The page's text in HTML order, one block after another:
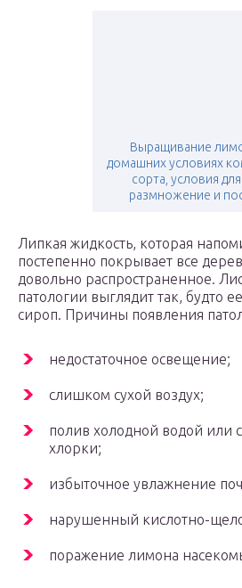
Выращивание
домашних условиях
сорта, условия для
размножение и
Липкая жидкость, которая
постепенно покрывает все
довольно распространенное.
патологии выглядит так, будто
сироп. Причины появления
недостаточное освещение;
слишком сухой воздух;
полив холодной водой или
хлорки;
избыточное увлажнение
нарушенный кислотно-
поражение лимона